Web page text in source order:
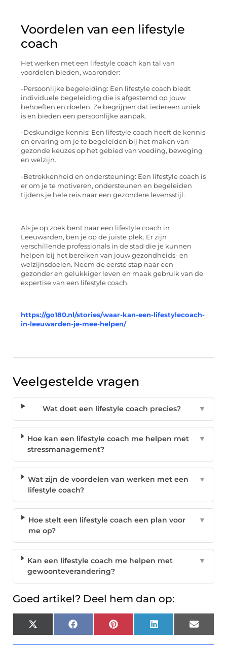
Voordelen van een lifestyle
coach
Het werken met een lifestyle coach kan tal van
voordelen bieden, waaronder:
-Persoonlijke begeleiding: Een lifestyle coach biedt
individuele begeleiding die is afgestemd op jouw
behoeften en doelen. Ze begrijpen dat iedereen uniek
is en bieden een persoonlijke aanpak.
-Deskundige kennis: Een lifestyle coach heeft de kennis
en ervaring om je te begeleiden bij het maken van
gezonde keuzes op het gebied van voeding, beweging
en welzijn.
-Betrokkenheid en ondersteuning: Een lifestyle coach is
er om je te motiveren, ondersteunen en begeleiden
tijdens je hele reis naar een gezondere levensstijl.
Als je op zoek bent naar een lifestyle coach in
Leeuwarden, ben je op de juiste plek. Er zijn
verschillende professionals in de stad die je kunnen
helpen bij het bereiken van jouw gezondheids- en
welzijnsdoelen. Neem de eerste stap naar een
gezonder en gelukkiger leven en maak gebruik van de
expertise van een lifestyle coach.
https://go180.nl/stories/waar-kan-een-lifestylecoach-
in-leeuwarden-je-mee-helpen/
Veelgestelde vragen
Wat doet een lifestyle coach precies? ▼
Hoe kan een lifestyle coach me helpen met
stressmanagement?
▼
Wat zijn de voordelen van werken met een
lifestyle coach?
▼
Hoe stelt een lifestyle coach een plan voor
me op?
▼
Kan een lifestyle coach me helpen met
gewoonteverandering?
▼
Goed artikel? Deel hem dan op:
X
(Twitter)
Facebook Pinterest LinkedIn Email